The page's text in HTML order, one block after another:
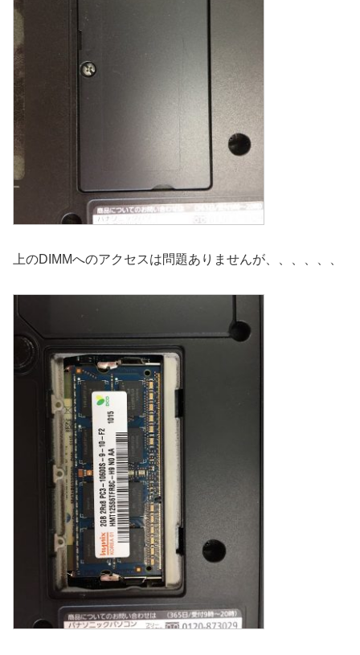
上のDIMMへのアクセスは問題ありませんが、、、、、、